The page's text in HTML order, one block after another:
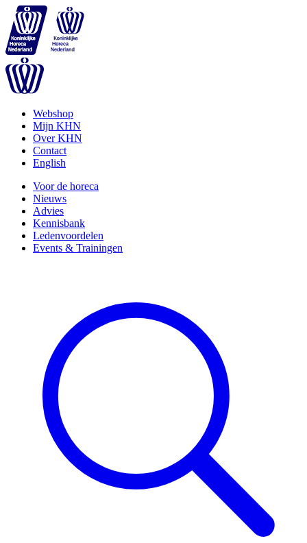
Webshop
Mijn KHN
Over KHN
Contact
English
Voor de horeca
Nieuws
Advies
Kennisbank
Ledenvoordelen
Events & Trainingen